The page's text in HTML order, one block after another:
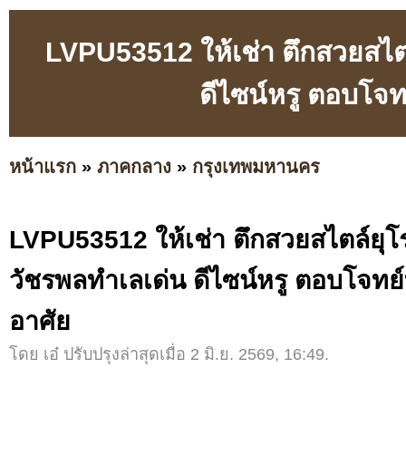
LVPU53512 ให้เช่า ตึกสวยส
ดีไซน์หรู ตอบโจ
หน้าแรก » ภาคกลาง » กรุงเทพมหานคร
LVPU53512 ให้เช่า ตึกสวยสไตล์ยุ
วัชรพลทำเลเด่น ดีไซน์หรู ตอบโจท
อาศัย
โดย เอ๋ ปรับปรุงล่าสุดเมื่อ 2 มิ.ย. 2569, 16:49.